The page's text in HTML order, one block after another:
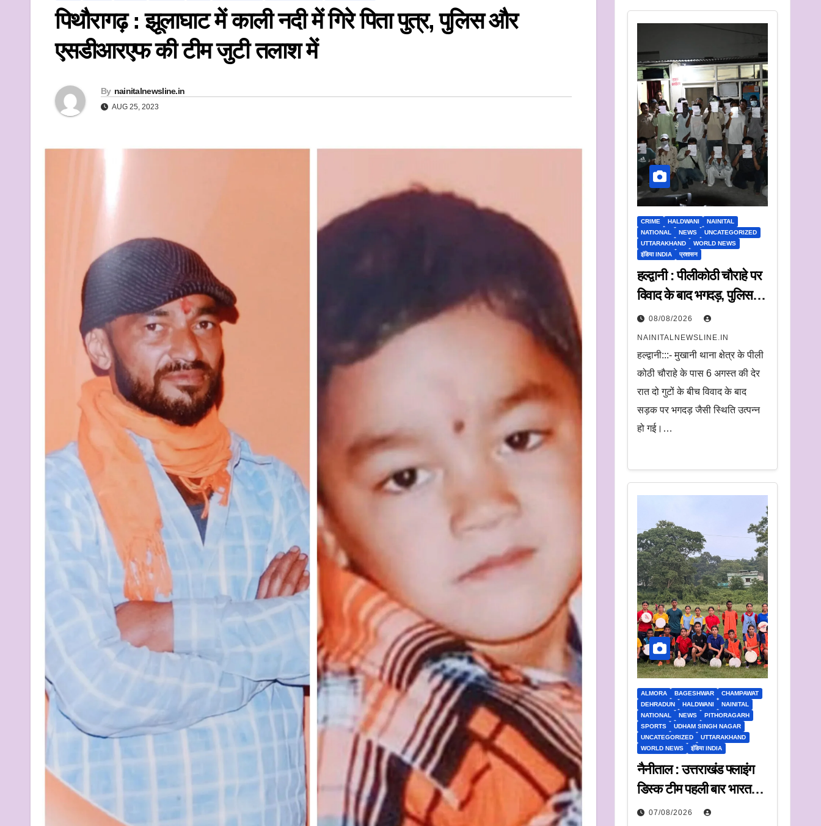
पिथौरागढ़ : झूलाघाट में काली नदी में गिरे पिता पुत्र, पुलिस और
एसडीआरएफ की टीम जुटी तलाश में
By nainitalnewsline.in
AUG 25, 2023
CRIME HALDWANI
NAINITAL
NATIONAL
NEWS
UNCATEGORIZED
UTTARAKHAND
WORLD NEWS
इंडिया INDIA
प्रशासन
हल्द्वानी : पीलीकोठी चौराहे पर
विवाद के बाद भगदड़, पुलिस ने
20 लोगों पर की कार्रवाई
08/08/2026
NAINITALNEWSLINE.IN
हल्द्वानी:::- मुखानी थाना क्षेत्र के पीली
कोठी चौराहे के पास 6 अगस्त की देर
रात दो गुटों के बीच विवाद के बाद
सड़क पर भगदड़ जैसी स्थिति उत्पन्न
हो गई।…
ALMORA BAGESHWAR
CHAMPAWAT
DEHRADUN
HALDWANI
NAINITAL
NATIONAL
NEWS
PITHORAGARH
SPORTS
UDHAM SINGH NAGAR
UNCATEGORIZED
UTTARAKHAND
WORLD NEWS
इंडिया INDIA
नैनीताल : उत्तराखंड फ्लाइंग
डिस्क टीम पहली बार भारत
ट्रॉफी में करेगी प्रतिभाग
07/08/2026